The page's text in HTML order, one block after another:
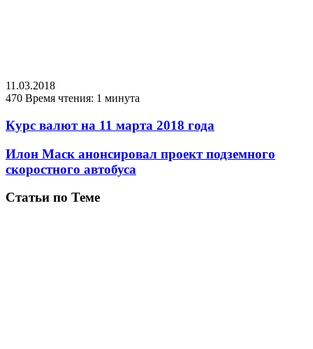
11.03.2018
470 Время чтения: 1 минута
Курс валют на 11 марта 2018 года
Илон Маск анонсировал проект подземного
скоростного автобуса
Статьи по Теме